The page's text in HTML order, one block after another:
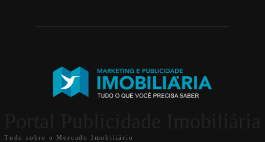
Tudo sobre o Mercado Imobiliário